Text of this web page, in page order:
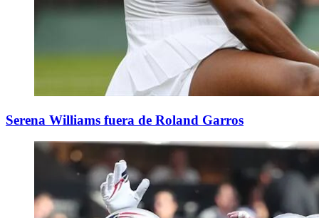
Serena Williams fuera de Roland Garros